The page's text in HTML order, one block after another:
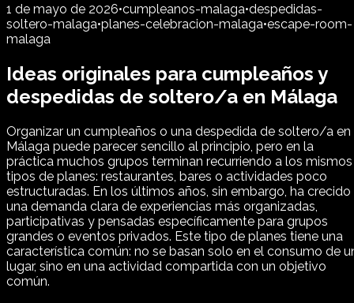
1 de mayo de 2026•cumpleanos-malaga•despedidas-
soltero-malaga•planes-celebracion-malaga•escape-room-
malaga
Ideas originales para cumpleaños y
despedidas de soltero/a en Málaga
Organizar un cumpleaños o una despedida de soltero/a en
Málaga puede parecer sencillo al principio, pero en la
práctica muchos grupos terminan recurriendo a los mismos
tipos de planes: restaurantes, bares o actividades poco
estructuradas. En los últimos años, sin embargo, ha crecido
una demanda clara de experiencias más organizadas,
participativas y pensadas específicamente para grupos
grandes o eventos privados. Este tipo de planes tiene una
característica común: no se basan solo en el consumo de
lugar, sino en una actividad compartida con un objetivo
común.